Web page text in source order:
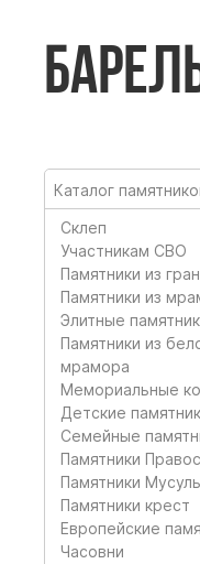
Каталог
Склеп
Участникам СВО
Памятники из
Памятники из
Элитные
Памятники из
мрамора
Мемориальные
Детские
Семейные
Памятники
Памятники
Памятники крест
Европейские
Часовни